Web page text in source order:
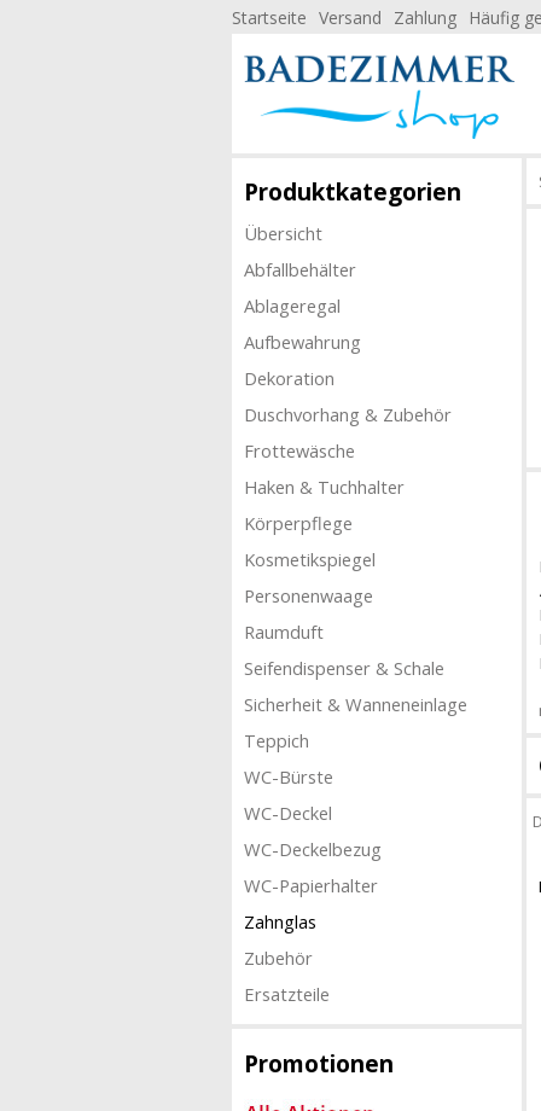
Startseite Versand Zahlung Häufig
Produktkategorien
Übersicht
Abfallbehälter
Ablageregal
Aufbewahrung
Dekoration
Duschvorhang & Zubehör
Frottewäsche
Haken & Tuchhalter
Körperpflege
Kosmetikspiegel
Personenwaage
Raumduft
Seifendispenser & Schale
Sicherheit & Wanneneinlage
Teppich
WC-Bürste
WC-Deckel
WC-Deckelbezug
WC-Papierhalter
Zahnglas
Zubehör
Ersatzteile
Promotionen